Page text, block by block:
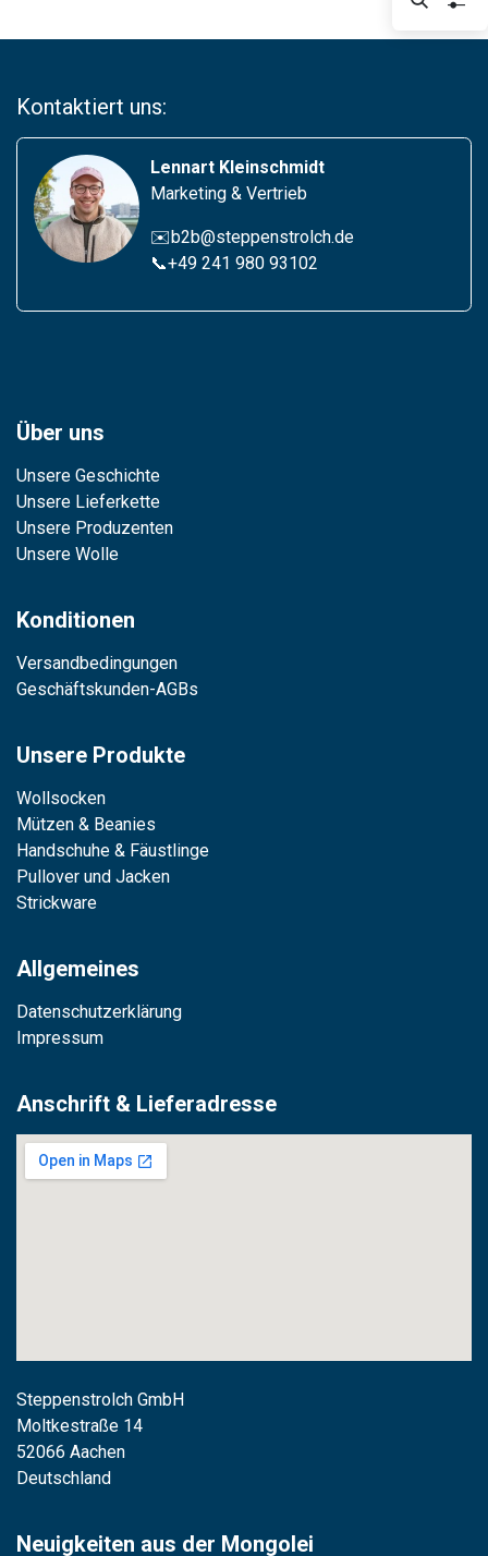
Kontaktiert uns:
Lennart Kleinschmidt
Marketing & Vertrieb
✉️b2b@steppenstrolch.de
📞+49 241 980 93102
Über uns
Unsere Geschichte
Unsere Lieferkette
Unsere Produzenten
Unsere Wolle
Konditionen
Versandbedingungen
Geschäftskunden-AGBs
Unsere Produkte
Wollsocken
Mützen & Beanies
Handschuhe & Fäustlinge
Pullover und Jacken
Strickware
Allgemeines
Datenschutzerklärung
Impressum
Anschrift & Lieferadresse
Steppenstrolch GmbH
Moltkestraße 14
52066 Aachen
Deutschland
Neuigkeiten aus der Mongolei